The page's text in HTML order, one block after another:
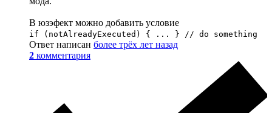
В юзэфект можно добавить условие
if (notAlreadyExecuted) { ... } // do something
Ответ написан более трёх лет назад
2 комментария